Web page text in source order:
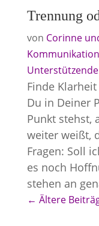
Trennung
von Corinne
Kommunikation
Finde
Du in Deiner
Punkt stehst,
weiter weißt,
Fragen: Soll
es noch
stehen an
← Ältere